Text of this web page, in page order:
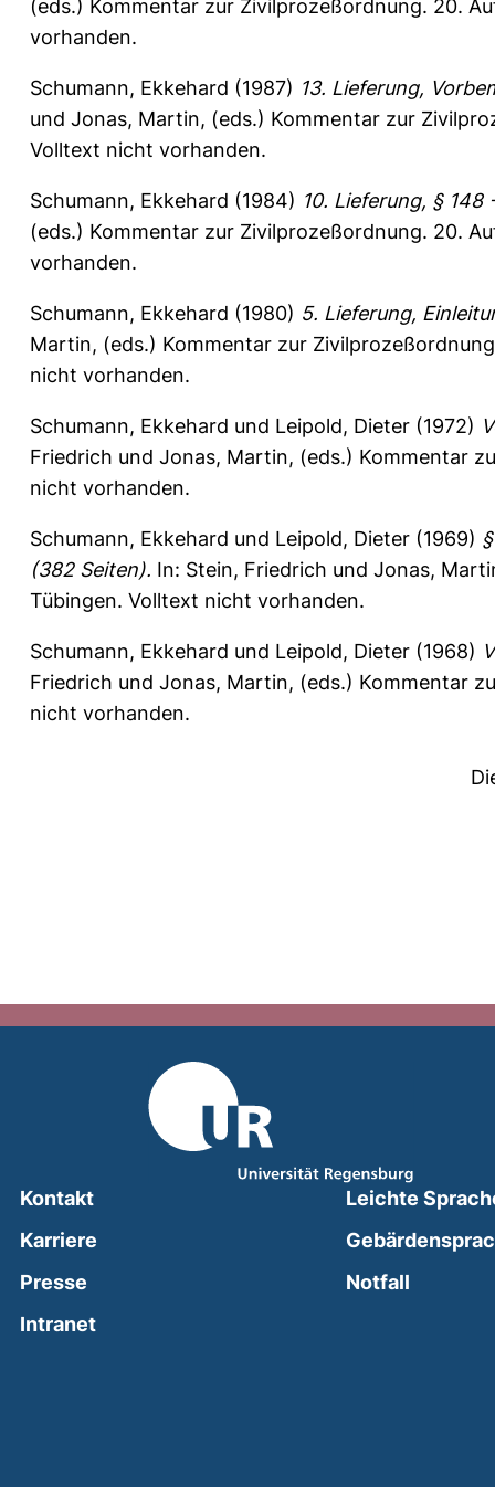
(eds.) Kommentar zur Zivilprozeßordnung. 20.
vorhanden.
Schumann, Ekkehard (1987) 13. Lieferung,
und Jonas, Martin, (eds.) Kommentar zur
Volltext nicht vorhanden.
Schumann, Ekkehard (1984) 10. Lieferung, §
(eds.) Kommentar zur Zivilprozeßordnung. 20.
vorhanden.
Schumann, Ekkehard (1980) 5. Lieferung,
Martin, (eds.) Kommentar zur
nicht vorhanden.
Schumann, Ekkehard und Leipold, Dieter (1972)
Friedrich und Jonas, Martin, (eds.) Kommentar
nicht vorhanden.
Schumann, Ekkehard und Leipold, Dieter (1969)
(382 Seiten). In: Stein, Friedrich und Jonas,
Tübingen. Volltext nicht vorhanden.
Schumann, Ekkehard und Leipold, Dieter (1968)
Friedrich und Jonas, Martin, (eds.) Kommentar
nicht vorhanden.
Kontakt
Karriere
Presse
Intranet(external link, opens in a new window)
Leichte
Notfall